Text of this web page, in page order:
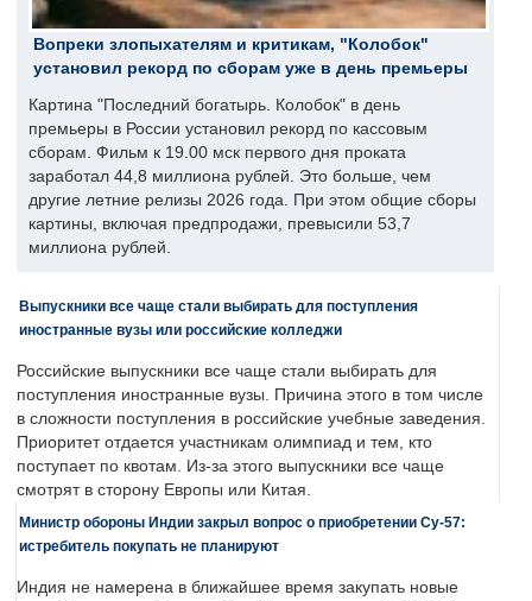
Вопреки злопыхателям и критикам, "Колобок"
установил рекорд по сборам уже в день премьеры
Картина "Последний богатырь. Колобок" в день
премьеры в России установил рекорд по кассовым
сборам. Фильм к 19.00 мск первого дня проката
заработал 44,8 миллиона рублей. Это больше, чем
другие летние релизы 2026 года. При этом общие сборы
картины, включая предпродажи, превысили 53,7
миллиона рублей.
Выпускники все чаще стали выбирать для поступления
иностранные вузы или российские колледжи
Российские выпускники все чаще стали выбирать для
поступления иностранные вузы. Причина этого в том числе
в сложности поступления в российские учебные заведения.
Приоритет отдается участникам олимпиад и тем, кто
поступает по квотам. Из-за этого выпускники все чаще
смотрят в сторону Европы или Китая.
Министр обороны Индии закрыл вопрос о приобретении Су-57:
истребитель покупать не планируют
Индия не намерена в ближайшее время закупать новые